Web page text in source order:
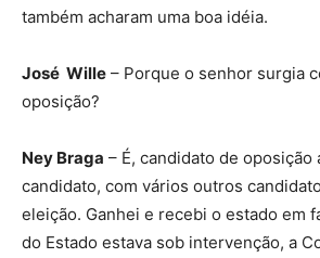
também acharam uma boa idéia.
José Wille – Porque o senhor surgia
oposição?
Ney Braga – É, candidato de oposição
candidato, com vários outros
eleição. Ganhei e recebi o estado em
do Estado estava sob intervenção, a